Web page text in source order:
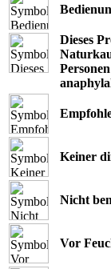
Dieses
Keiner
Nicht
Vor